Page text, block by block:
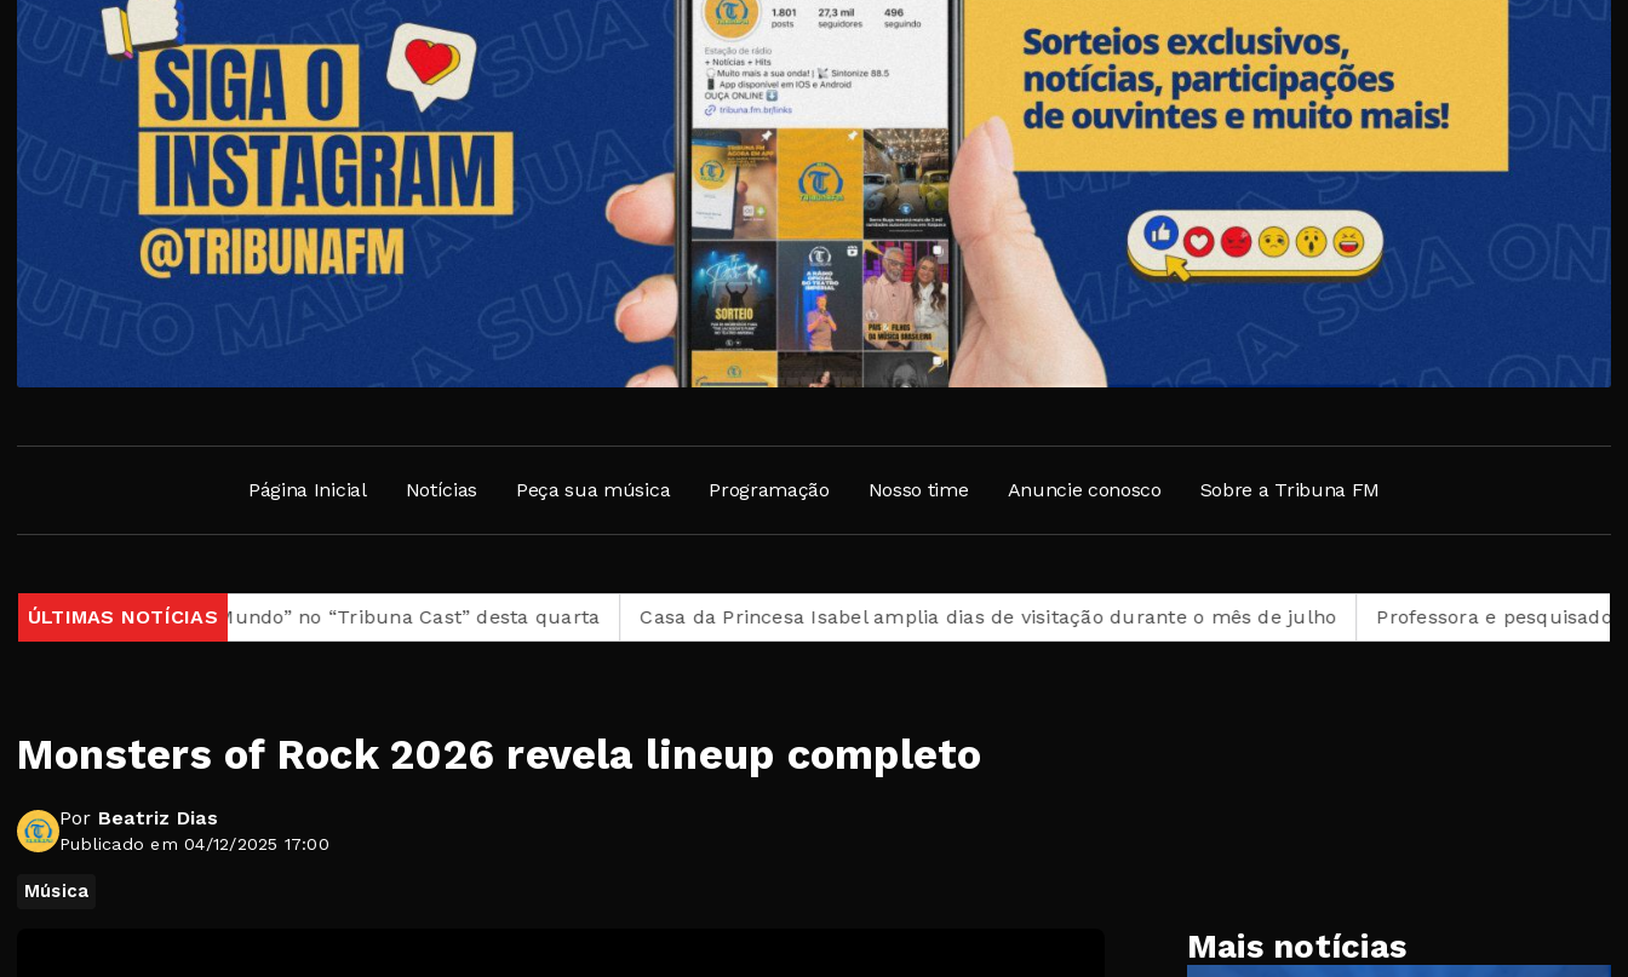
Página Inicial Notícias Peça sua música Programação Nosso time Anuncie conosco Sobre a Tribuna FM
ÚLTIMAS NOTÍCIAS
Meu Mundo” no “Tribuna Cast” desta quarta Casa da Princesa Isabel amplia dias de visitação durante o mês de julho Professora e pesquisadora
Monsters of Rock 2026 revela lineup completo
Por Beatriz Dias
Publicado em 04/12/2025 17:00
Música
Mais notícias